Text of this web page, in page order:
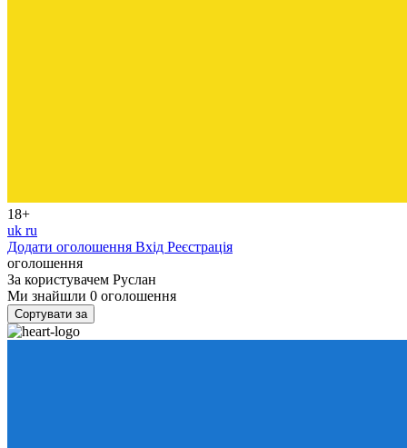
18+
uk ru
Додати оголошення Вхід Реєстрація
оголошення
За користувачем Руслан
Ми знайшли 0 оголошення
Сортувати за